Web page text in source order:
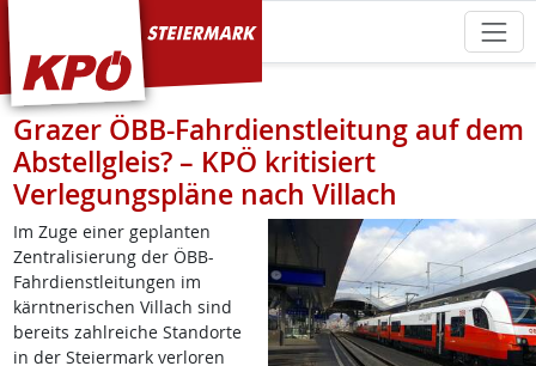
KPÖ Steiermark
Grazer ÖBB-Fahrdienstleitung auf dem
Abstellgleis? – KPÖ kritisiert
Verlegungspläne nach Villach
Im Zuge einer geplanten
Zentralisierung der ÖBB-
Fahrdienstleitungen im
kärntnerischen Villach sind
bereits zahlreiche Standorte
in der Steiermark verloren